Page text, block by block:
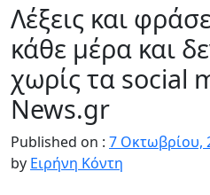
Λέξεις και
κάθε μέρα και
χωρίς τα social
News.gr
Published on : 7 Οκτωβρίου,
by Ειρήνη Κόντη